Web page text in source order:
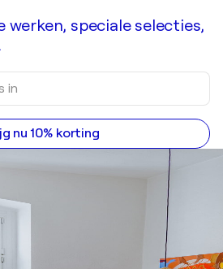
werken, speciale selecties,
nu 10% korting